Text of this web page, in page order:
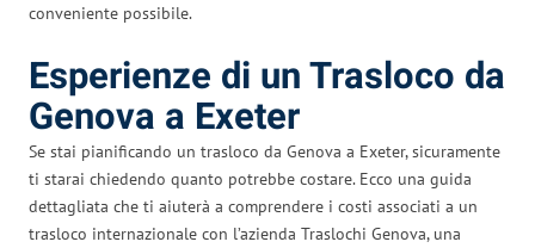
conveniente possibile.
Esperienze di un Trasloco da
Genova a Exeter
Se stai pianificando un trasloco da Genova a Exeter, sicuramente
ti starai chiedendo quanto potrebbe costare. Ecco una guida
dettagliata che ti aiuterà a comprendere i costi associati a un
trasloco internazionale con l’azienda Traslochi Genova, una